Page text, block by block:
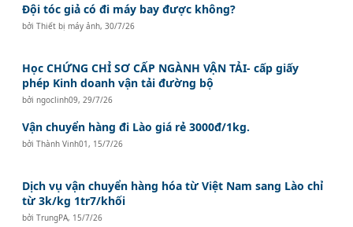
Đội tóc giả có đi máy bay được không?
bởiThiết bị máy ảnh,30/7/26
Học CHỨNG CHỈ SƠ CẤP NGÀNH VẬN TẢI- cấp giấy
phép Kinh doanh vận tải đường bộ
bởingoclinh09, 29/7/26
Vận chuyển hàng đi Lào giá rẻ 3000đ/1kg.
bởiThành Vinh01 , 15/7/26
Dịch vụ vận chuyển hàng hóa từ Việt Nam sang Lào chỉ
từ 3k/kg 1tr7/khối
bởiTrungPA, 15/7/26